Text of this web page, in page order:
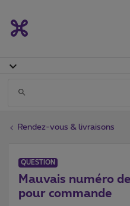
Rendez-vous & livraisons
QUESTION
Mauvais numéro
pour commande